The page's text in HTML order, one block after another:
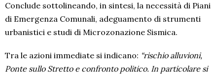
Conclude sottolineando, in sintesi, la necessità di Piani
di Emergenza Comunali, adeguamento di strumenti
urbanistici e studi di Microzonazione Sismica.
Tra le azioni immediate si indicano: “rischio alluvioni,
Ponte sullo Stretto e confronto politico. In particolare si